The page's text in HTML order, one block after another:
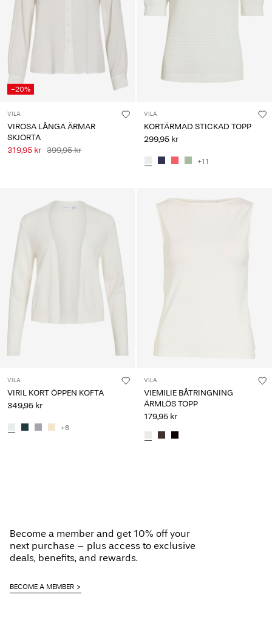
-20%
VILA
VIROSA LÅNGA ÄRMAR
SKJORTA
319,95 kr 399,95 kr
VILA
KORTÄRMAD STICKAD TOPP
299,95 kr
+11
VILA
VIRIL KORT ÖPPEN KOFTA
349,95 kr
+8
VILA
VIEMILIE BÅTRINGNING
ÄRMLÖS TOPP
179,95 kr
Become a member and get 10% off your
next purchase – plus access to exclusive
deals, benefits, and rewards.
BECOME A MEMBER